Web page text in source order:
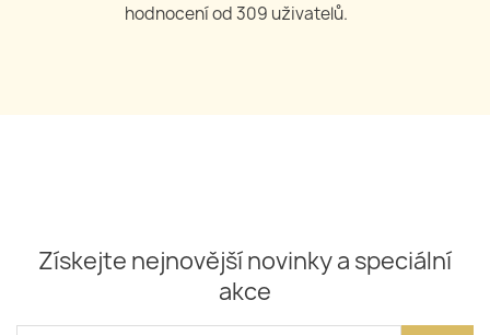
hodnocení od309 uživatelů.
Získejte nejnovější novinky a speciální
akce